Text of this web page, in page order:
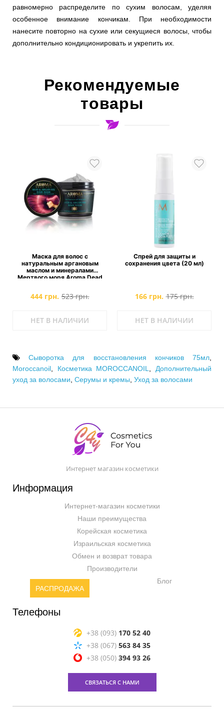
равномерно распределите по сухим волосам, уделяя
особенное внимание кончикам. При необходимости
нанесите повторно на сухие или секущиеся волосы, чтобы
дополнительно кондиционировать и укрепить их.
Рекомендуемые
товары
Маска для волос с
натуральным аргановым
маслом и минералами
Мертвого моря Aroma Dead
444 грн. 523 грн.
НЕТ В НАЛИЧИИ
Спрей для защиты и
сохранения цвета (20 мл)
166 грн. 175 грн.
НЕТ В НАЛИЧИИ
Сыворотка для восстановления кончиков 75мл
Moroccanoil
Косметика MOROCCANOIL
Дополнительный
уход за волосами Серумы и кремы Уход за волосами
Интернет магазин косметики
Информация
Интернет-магазин косметики
Наши преимущества
Корейская косметика
Израильская косметика
Обмен и возврат товара
Производители
РАСПРОДАЖА
Блог
Телефоны
+38 (093) 170 52 40
+38 (067) 563 84 35
+38 (050) 394 93 26
СВЯЗАТЬСЯ С НАМИ